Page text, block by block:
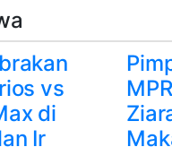
vs
di
Ir
MPR